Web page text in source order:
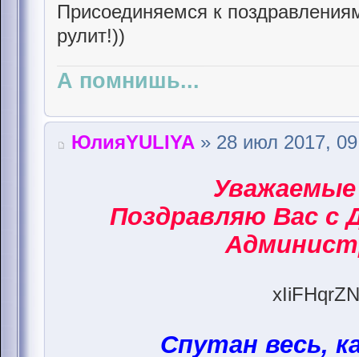
Присоединяемся к
рулит!))
А помнишь...
ЮлияYULIYA » 28 июл 2017,
Поздравляю Вас с
Спутан весь,